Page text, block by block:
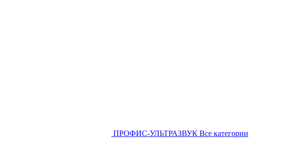
ПРОФИС-УЛЬТРАЗВУК Все категории